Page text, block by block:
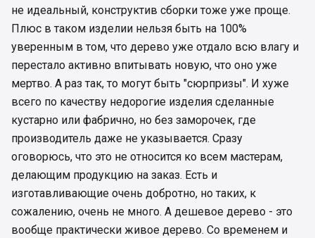
не идеальный, конструктив сборки тоже уже проще.
Плюс в таком изделии нельзя быть на 100%
уверенным в том, что дерево уже отдало всю влагу и
перестало активно впитывать новую, что оно уже
мертво. А раз так, то могут быть "сюрпризы". И хуже
всего по качеству недорогие изделия сделанные
кустарно или фабрично, но без заморочек, где
производитель даже не указывается. Сразу
оговорюсь, что это не относится ко всем мастерам,
делающим продукцию на заказ. Есть и
изготавливающие очень добротно, но таких, к
сожалению, очень не много. А дешевое дерево - это
вообще практически живое дерево. Со временем и